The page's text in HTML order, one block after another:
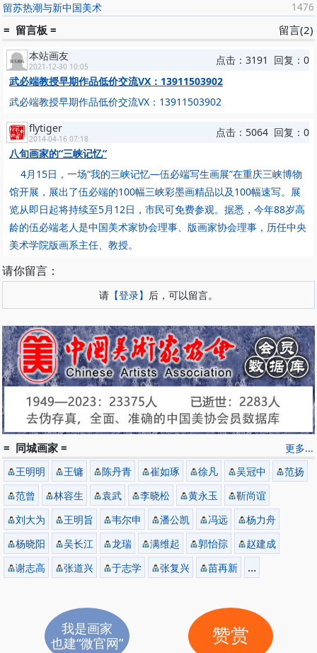
1476
留苏热潮与新中国美术
留言(2)
= 留言板 =
本站画友
2021-12-30 10:05
点击：3191 回复：0
武必端教授早期作品低价交流VX：13911503902
武必端教授早期作品低价交流VX：13911503902
flytiger
2014-04-16 07:18
点击：5064 回复：0
八旬画家的“三峡记忆”
4月15日，一场“我的三峡记忆—伍必端写生画展”在重庆三峡博物
馆开展，展出了伍必端的100幅三峡彩墨画精品以及100幅速写。展
览从即日起将持续至5月12日，市民可免费参观。据悉，今年88岁高
龄的伍必端老人是中国美术家协会理事、版画家协会理事，历任中央
美术学院版画系主任、教授。
请你留言：
请 【登录】 后，可以留言。
更多...
= 同城画家 =
王明明 王镛 陈丹青 崔如琢 徐凡 吴冠中
范扬
范曾
林容生 袁武 李晓松 黄永玉
靳尚谊
刘大为
王明旨 韦尔申 潘公凯 冯远
杨力舟
杨晓阳
吴长江 龙瑞 满维起 郭怡孮
赵建成
谢志高
张道兴 于志学 张复兴 苗再新 ...
我是画家
也建“微官网”
赞赏